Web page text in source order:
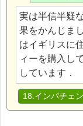
実は半信半疑
果をかんじま
はイギリスに
ィーを購入し
しています．
18.インパチェ